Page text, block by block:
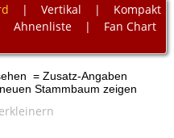
| Vertikal | Kompakt
Ahnenliste| Fan Chart
= Zusatz-Angaben
Stammbaum zeigen